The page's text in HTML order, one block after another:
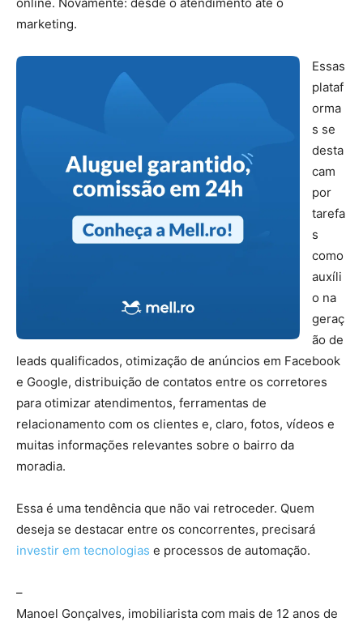
marketing.
Essas
plataf
orma
s se
desta
cam
por
tarefa
s
como
auxíli
o na
geraç
ão de
leads qualificados, otimização de anúncios em Facebook
e Google, distribuição de contatos entre os corretores
para otimizar atendimentos, ferramentas de
relacionamento com os clientes e, claro, fotos, vídeos e
muitas informações relevantes sobre o bairro da
moradia.
Essa é uma tendência que não vai retroceder. Quem
deseja se destacar entre os concorrentes, precisará
investir em tecnologias e processos de automação.
–
Manoel Gonçalves, imobiliarista com mais de 12 anos de